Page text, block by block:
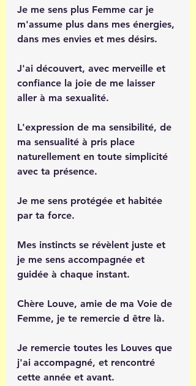
Je me sens plus Femme car je
m'assume plus dans mes énergies,
dans mes envies et mes désirs.
J'ai découvert, avec merveille et
confiance la joie de me laisser
aller à ma sexualité.
L'expression de ma sensibilité, de
ma sensualité à pris place
naturellement en toute simplicité
avec ta présence.
Je me sens protégée et habitée
par ta force.
Mes instincts se révèlent juste et
je me sens accompagnée et
guidée à chaque instant.
Chère Louve, amie de ma Voie de
Femme, je te remercie d être là.
Je remercie toutes les Louves que
j'ai accompagné, et rencontré
cette année et avant.